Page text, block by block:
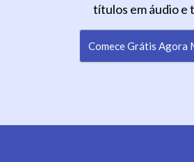
títulos em áudio e
Comece Grátis Agora